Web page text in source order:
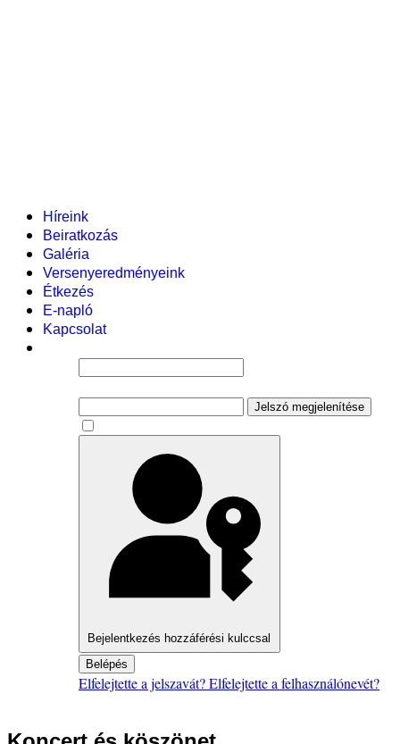
Híreink
Beiratkozás
Galéria
Versenyeredményeink
Étkezés
E-napló
Kapcsolat
Jelszó megjelenítése
Bejelentkezés hozzáférési kulccsal
Belépés
Elfelejtette a jelszavát?Elfelejtette a felhasználónevét?